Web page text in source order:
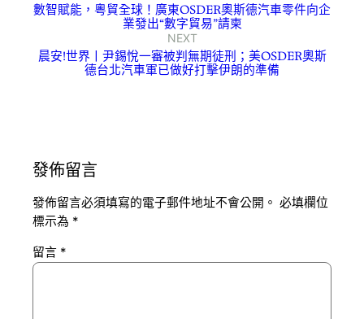
數智賦能，粵貿全球！廣東OSDER奧斯德汽車零件向企
業發出“數字貿易”請柬
NEXT
晨安!世界丨尹錫悅一審被判無期徒刑；美OSDER奧斯
德台北汽車軍已做好打擊伊朗的準備
發佈留言
發佈留言必須填寫的電子郵件地址不會公開。 必填欄位
標示為 *
留言 *